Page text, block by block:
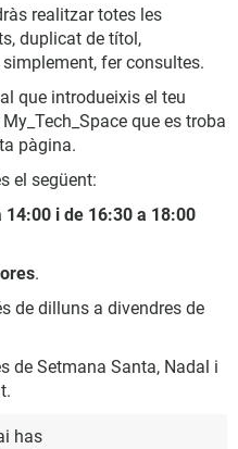
realitzar totes les
duplicat de títol,
fer consultes.
que introdueixis el teu
que es troba
pàgina.
el següent:
14:00 i de 16:30 a 18:00
.
de dilluns a divendres de
de Setmana Santa, Nadal i
has